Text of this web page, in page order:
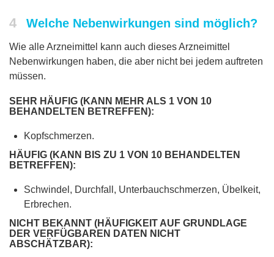
4 Welche Nebenwirkungen sind möglich?
Wie alle Arzneimittel kann auch dieses Arzneimittel
Nebenwirkungen haben, die aber nicht bei jedem auftreten
müssen.
SEHR HÄUFIG (KANN MEHR ALS 1 VON 10
BEHANDELTEN BETREFFEN):
Kopfschmerzen.
HÄUFIG (KANN BIS ZU 1 VON 10 BEHANDELTEN
BETREFFEN):
Schwindel, Durchfall, Unterbauchschmerzen, Übelkeit,
Erbrechen.
NICHT BEKANNT (HÄUFIGKEIT AUF GRUNDLAGE
DER VERFÜGBAREN DATEN NICHT
ABSCHÄTZBAR):